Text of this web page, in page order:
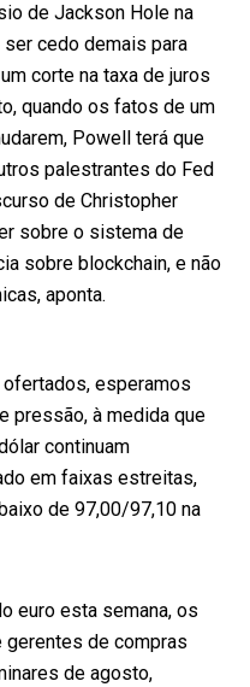
de Jackson Hole na
cedo demais para
corte na taxa de juros
quando os fatos de um
Powell terá que
palestrantes do Fed
de Christopher
sobre o sistema de
sobre blockchain, e não
aponta.
esperamos
pressão, à medida que
continuam
em faixas estreitas,
de 97,00/97,10 na
euro esta semana, os
de compras
de agosto,